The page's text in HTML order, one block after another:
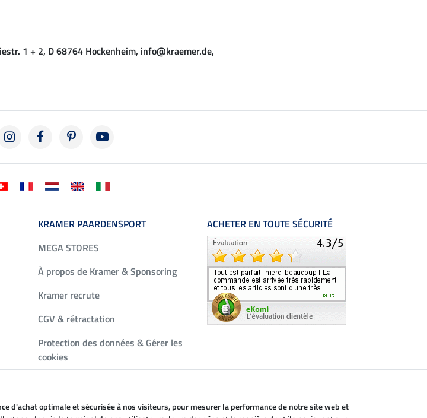
1 + 2, D 68764 Hockenheim, info@kraemer.de,
KRAMER PAARDENSPORT
MEGA STORES
À propos de Kramer & Sponsoring
Kramer recrute
CGV & rétractation
Protection des données & Gérer les
cookies
ACHETER EN TOUTE SÉCURITÉ
d'achat optimale et sécurisée à nos visiteurs, pour mesurer la performance de notre site web et